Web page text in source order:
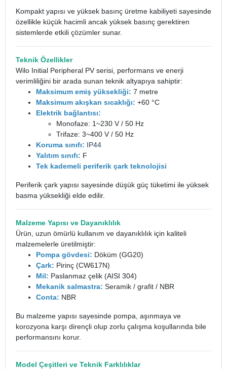
Kompakt yapısı ve yüksek basınç üretme kabiliyeti sayesinde
özellikle küçük hacimli ancak yüksek basınç gerektiren
sistemlerde etkili çözümler sunar.
Teknik Özellikler
Wilo Initial Peripheral PV serisi, performans ve enerji
verimliliğini bir arada sunan teknik altyapıya sahiptir:
Maksimum emiş yüksekliği: 7 metre
Maksimum akışkan sıcaklığı: +60 °C
Elektrik bağlantısı:
Monofaze: 1~230 V / 50 Hz
Trifaze: 3~400 V / 50 Hz
Koruma sınıfı: IP44
Yalıtım sınıfı: F
Tek kademeli periferik çark teknolojisi
Periferik çark yapısı sayesinde düşük güç tüketimi ile yüksek
basma yüksekliği elde edilir.
Malzeme Yapısı ve Dayanıklılık
Ürün, uzun ömürlü kullanım ve dayanıklılık için kaliteli
malzemelerle üretilmiştir:
Pompa gövdesi: Döküm (GG20)
Çark: Pirinç (CW617N)
Mil: Paslanmaz çelik (AISI 304)
Mekanik salmastra: Seramik / grafit / NBR
Conta: NBR
Bu malzeme yapısı sayesinde pompa, aşınmaya ve
korozyona karşı dirençli olup zorlu çalışma koşullarında bile
performansını korur.
Model Çeşitleri ve Teknik Farklılıklar